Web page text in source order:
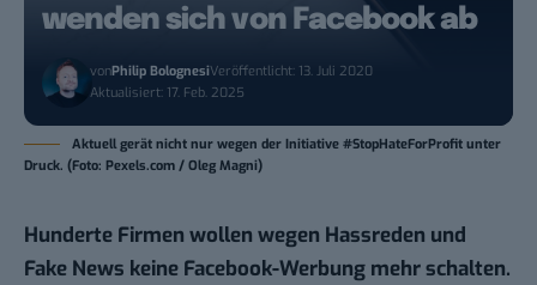
wenden sich von Facebook ab
vonPhilip BolognesiVeröffentlicht: 13. Juli 2020
Aktualisiert: 17. Feb. 2025
Aktuell gerät nicht nur wegen der Initiative #StopHateForProfit unter
Druck. (Foto: Pexels.com / Oleg Magni)
Hunderte Firmen wollen wegen Hassreden und
Fake News keine Facebook-Werbung mehr schalten.